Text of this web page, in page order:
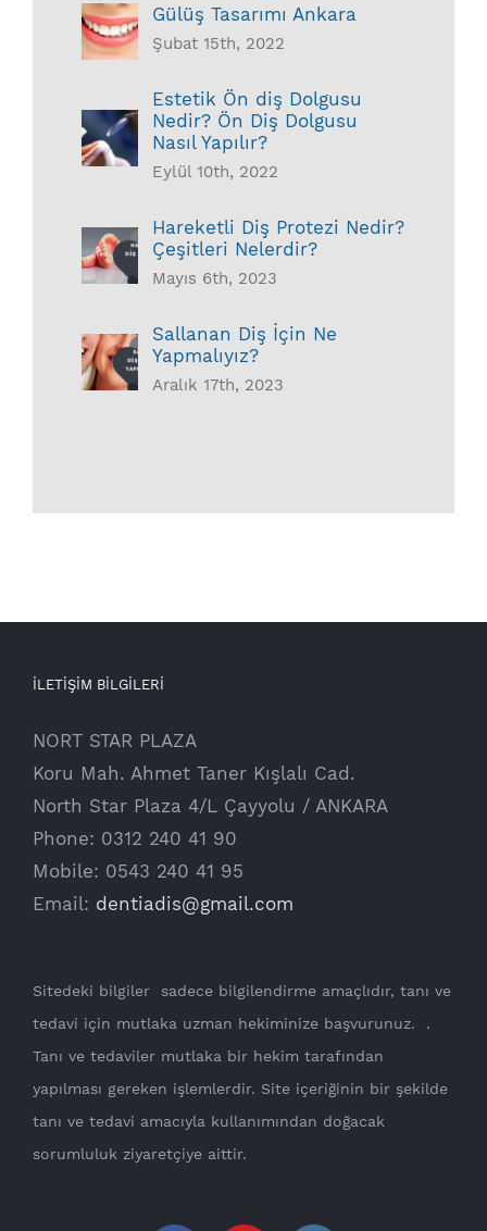
Gülüş Tasarımı Ankara
Şubat 15th, 2022
Estetik Ön diş Dolgusu
Nedir? Ön Diş Dolgusu
Nasıl Yapılır?
Eylül 10th, 2022
Hareketli Diş Protezi Nedir?
Çeşitleri Nelerdir?
Mayıs 6th, 2023
Sallanan Diş İçin Ne
Yapmalıyız?
Aralık 17th, 2023
İLETİŞİM BİLGİLERİ
NORT STAR PLAZA
Koru Mah. Ahmet Taner Kışlalı Cad.
North Star Plaza 4/L Çayyolu / ANKARA
Phone: 0312 240 41 90
Mobile: 0543 240 41 95
Email: dentiadis@gmail.com
Sitedeki bilgiler sadece bilgilendirme amaçlıdır, tanı ve
tedavi için mutlaka uzman hekiminize başvurunuz. .
Tanı ve tedaviler mutlaka bir hekim tarafından
yapılması gereken işlemlerdir. Site içeriğinin bir şekilde
tanı ve tedavi amacıyla kullanımından doğacak
sorumluluk ziyaretçiye aittir.